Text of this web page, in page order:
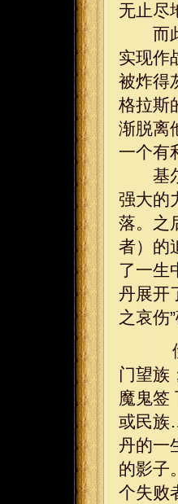
无止尽
而此
实现作
被炸得
格拉斯
渐脱离
一个有
基尔
强大的
落。之
者）的
了一生
丹展开
之哀伤
伊
门望族
魔鬼签
或民族
丹的一
的影子
个失败